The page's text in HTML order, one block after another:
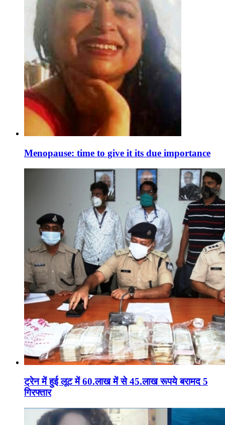
Menopause: time to give it its due importance
ट्रेन में हुई लूट में 60.लाख में से 45.लाख रूपये बरामद 5
गिरफ्तार